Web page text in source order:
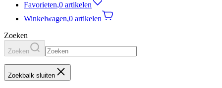
Favorieten,0 artikelen
Winkelwagen,0 artikelen
Zoeken
Zoeken
Zoekbalk sluiten